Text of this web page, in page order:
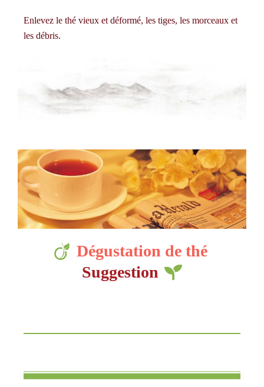
Enlevez le thé vieux et déformé, les tiges, les morceaux et
les débris.
Dégustation de thé
Suggestion